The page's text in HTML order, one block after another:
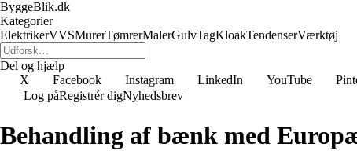
ByggeBlik.dk
Kategorier
ElektrikerVVSMurerTømrerMalerGulvTagKloakTendenserVærktøj
Del og hjælp
X
Facebook Instagram LinkedIn YouTube
Log påRegistrér digNyhedsbrev
Behandling af bænk med